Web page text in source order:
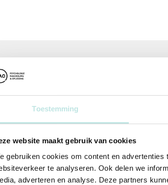
Toestemming
website maakt gebruik van cookies
gebruiken cookies om content en
te analyseren. Ook delen we
adverteren en analyse. Deze partners
incompany gegeven. Vraag een offerte
ontwikkeling begeleiden interessant? Je